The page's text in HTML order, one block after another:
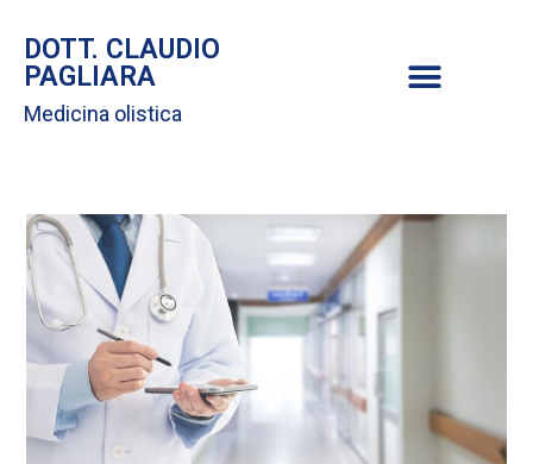
DOTT. CLAUDIO
PAGLIARA
Medicina olistica